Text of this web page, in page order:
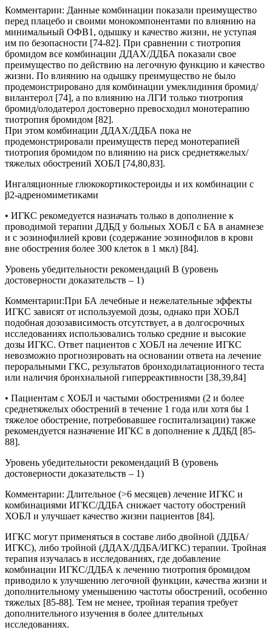
Комментарии: Данные комбинации показали преимущество
перед плацебо и своими монокомпонентами по влиянию на
минимальный ОФВ1, одышку и качество жизни, не уступая
им по безопасности [74-82]. При сравнении с тиотропия
бромидом все комбинации ДДАХ/ДДБА показали свое
преимущество по действию на легочную функцию и качество
жизни. По влиянию на одышку преимущество не было
продемонстрировано для комбинации умеклидиния бромид/
вилантерол [74], а по влиянию на ЛГИ только тиотропия
бромид/олодатерол достоверно превосходил монотерапию
тиотропия бромидом [82].
При этом комбинации ДДАХ/ДДБА пока не
продемонстрировали преимуществ перед монотерапией
тиотропия бромидом по влиянию на риск среднетяжелых/
тяжелых обострений ХОБЛ [74,80,83].
Ингаляционные глюкокортикостероиды и их комбинации с
β2-адреномиметиками
• ИГКС рекомедуется назначать только в дополнение к
проводимой терапии ДДБД у больных ХОБЛ с БА в анамнезе
и с эозинофилией крови (содержание эозинофилов в крови
вне обострения более 300 клеток в 1 мкл) [84].
Уровень убедительности рекомендаций В (уровень
достоверности доказательств – 1)
Комментарии:При БА лечебные и нежелательные эффекты
ИГКС зависят от используемой дозы, однако при ХОБЛ
подобная дозозависимость отсутствует, а в долгосрочных
исследованиях использовались только средние и высокие
дозы ИГКС. Ответ пациентов с ХОБЛ на лечение ИГКС
невозможно прогнозировать на основании ответа на лечение
пероральными ГКС, результатов бронходилатационного теста
или наличия бронхиальной гиперреактивности [38,39,84]
• Пациентам с ХОБЛ и частыми обострениями (2 и более
среднетяжелых обострений в течение 1 года или хотя бы 1
тяжелое обострение, потребовавшее госпитализации) также
рекомендуется назначение ИГКС в дополнение к ДДБД [85-
88].
Уровень убедительности рекомендаций В (уровень
достоверности доказательств – 1)
Комментарии: Длительное (>6 месяцев) лечение ИГКС и
комбинациями ИГКС/ДДБА снижает частоту обострений
ХОБЛ и улучшает качество жизни пациентов [84].
ИГКС могут применяться в составе либо двойной (ДДБА/
ИГКС), либо тройной (ДДАХ/ДДБА/ИГКС) терапии. Тройная
терапия изучалась в исследованиях, где добавление
комбинации ИГКС/ДДБА к лечению тиотропия бромидом
приводило к улучшению легочной функции, качества жизни и
дополнительному уменьшению частоты обострений, особенно
тяжелых [85-88]. Тем не менее, тройная терапия требует
дополнительного изучения в более длительных
исследованиях.